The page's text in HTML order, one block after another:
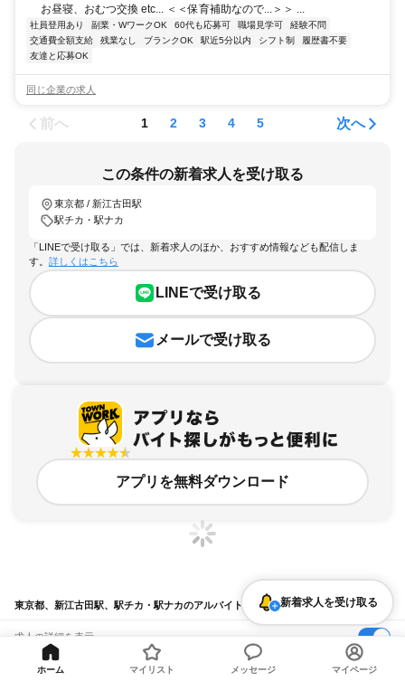
お昼寝、おむつ交換 etc... ＜＜保育補助なので...＞＞ ...
社員登用あり 副業・WワークOK 60代も応募可 職場見学可
経験不問
交通費全額支給
残業なし ブランクOK 駅近5分以内 シフト制
履歴書不要
友達と応募OK
同じ企業の求人
前へ 1 2 3 4 5 次へ
この条件の新着求人を受け取る
東京都 / 新江古田駅
駅チカ・駅ナカ
「LINEで受け取る」では、新着求人のほか、おすすめ情報なども配信しま
す。 詳しくはこちら
LINEで受け取る
メールで受け取る
アプリを無料ダウンロード
東京都、新江古田駅、駅チカ・駅ナカのアルバイト・バイト求人情報
求人の詳細を表示
条件を追加・変更して検索
新着求人を受け取る
ホーム マイリスト メッセージ マイページ